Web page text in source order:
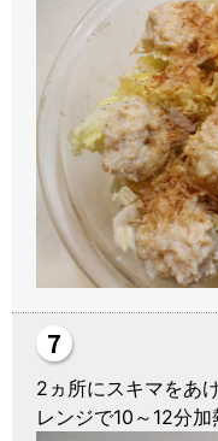
2ヵ所にスキマをあ
レンジで10～12分加